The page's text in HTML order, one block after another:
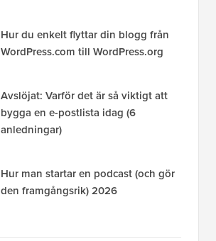
Hur du enkelt flyttar din blogg från
WordPress.com till WordPress.org
Avslöjat: Varför det är så viktigt att
bygga en e-postlista idag (6
anledningar)
Hur man startar en podcast (och gör
den framgångsrik) 2026